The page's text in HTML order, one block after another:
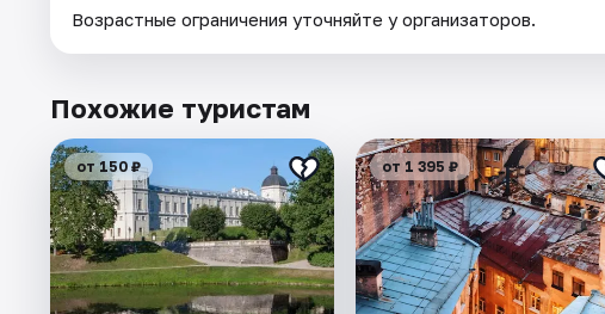
Возрастные ограничения уточняйте у организаторов.
Похожие туристам
от 150 ₽ от 1 395 ₽